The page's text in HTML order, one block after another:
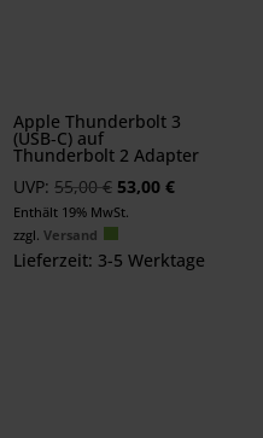
Apple Thunderbolt 3
(USB‑C) auf
Thunderbolt 2 Adapter
UVP: 55,00€ Ursprünglicher
Preis
war:
55,00 €
53,00€Aktueller
53,00 €.
Enthält 19% MwSt.
zzgl.Versand
Lieferzeit: 3-5 Werktage